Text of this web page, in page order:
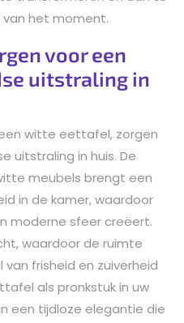
het moment.
voor een
uitstraling in
witte eettafel, zorgen
uitstraling in huis. De
meubels brengt een
in de kamer, waardoor
moderne sfeer creëert.
waardoor de ruimte
frisheid en zuiverheid
als pronkstuk in uw
een tijdloze elegantie die